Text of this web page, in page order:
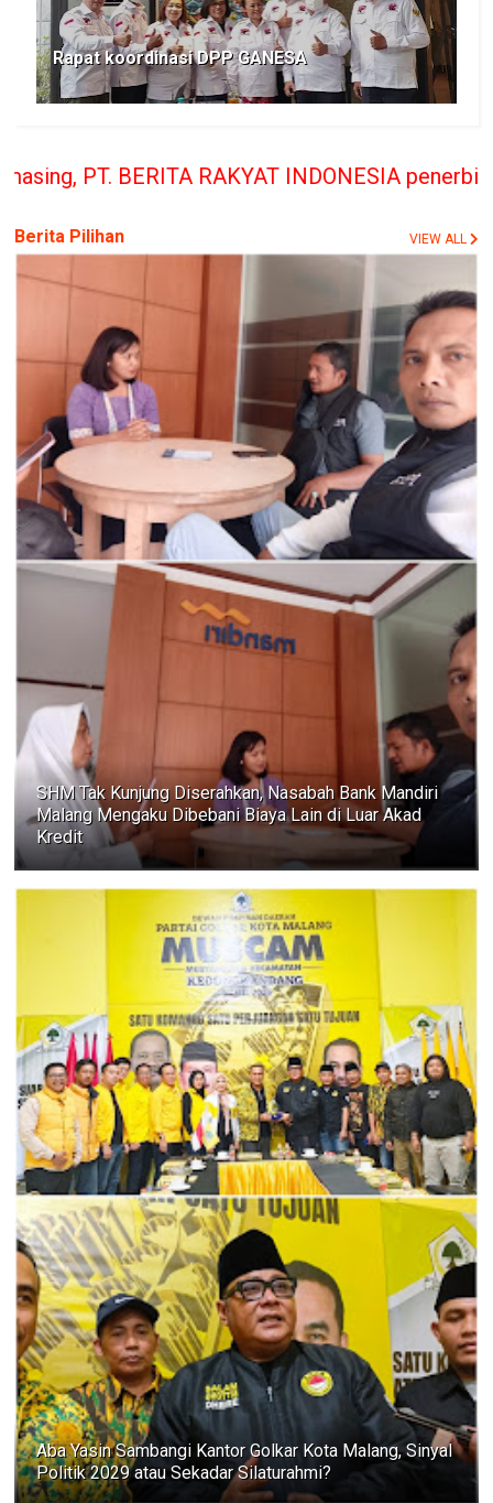
Rapat koordinasi DPP GANESA
RAKYAT INDONESIA penerbit Media Berita
Berita Pilihan VIEW ALL
SHM Tak Kunjung Diserahkan, Nasabah Bank Mandiri
Malang Mengaku Dibebani Biaya Lain di Luar Akad
Kredit
Aba Yasin Sambangi Kantor Golkar Kota Malang, Sinyal
Politik 2029 atau Sekadar Silaturahmi?